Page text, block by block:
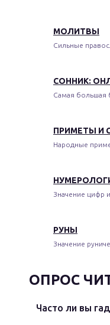
МОЛИТВЫ
Сильные
СОННИК:
Самая большая
ПРИМЕТЫ И
Народные
Значение цифр
РУНЫ
Значение
ОПРОС
Часто ли вы